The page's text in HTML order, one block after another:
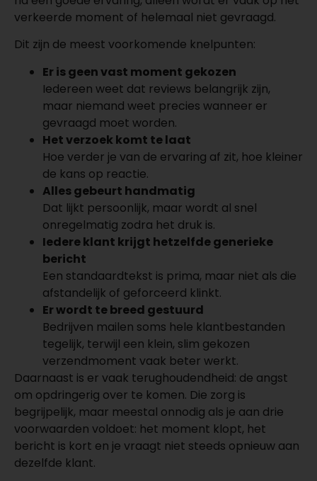
verkeerde moment of helemaal niet gevraagd.
Dit zijn de meest voorkomende knelpunten:
Er is geen vast moment gekozen
Iedereen weet dat reviews belangrijk zijn,
maar niemand weet precies wanneer er
gevraagd moet worden.
Het verzoek komt te laat
Hoe verder je van de ervaring af zit, hoe kleiner
de kans op reactie.
Alles gebeurt handmatig
Dat lijkt persoonlijk, maar wordt al snel
onregelmatig zodra het druk is.
Iedere klant krijgt hetzelfde generieke
bericht
Een standaardtekst is prima, maar niet als die
afstandelijk of geforceerd klinkt.
Er wordt te breed gestuurd
Bedrijven mailen soms hele klantbestanden
tegelijk, terwijl een klein, slim gekozen
verzendmoment vaak beter werkt.
Daarnaast is er vaak terughoudendheid: de angst
om opdringerig over te komen. Die zorg is
begrijpelijk, maar meestal onnodig als je aan drie
voorwaarden voldoet: het moment klopt, het
bericht is kort en je vraagt niet steeds opnieuw aan
dezelfde klant.